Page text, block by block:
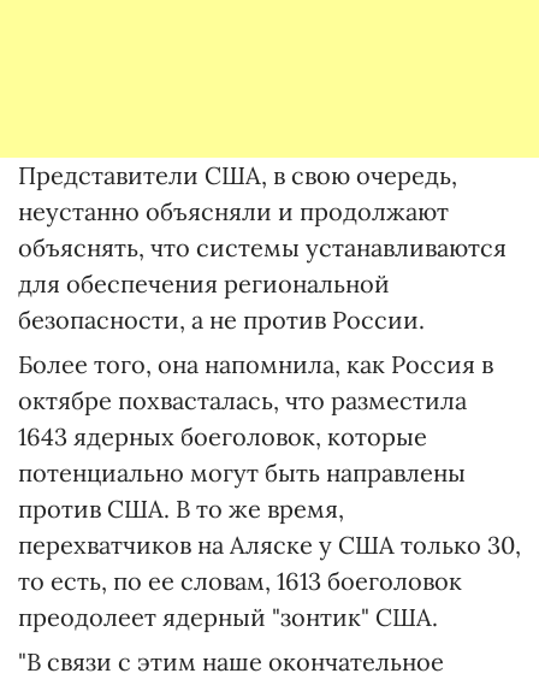
Представители США, в свою очередь,
неустанно объясняли и продолжают
объяснять, что системы устанавливаются
для обеспечения региональной
безопасности, а не против России.
Более того, она напомнила, как Россия в
октябре похвасталась, что разместила
1643 ядерных боеголовок, которые
потенциально могут быть направлены
против США. В то же время,
перехватчиков на Аляске у США только 30,
то есть, по ее словам, 1613 боеголовок
преодолеет ядерный "зонтик" США.
"В связи с этим наше окончательное